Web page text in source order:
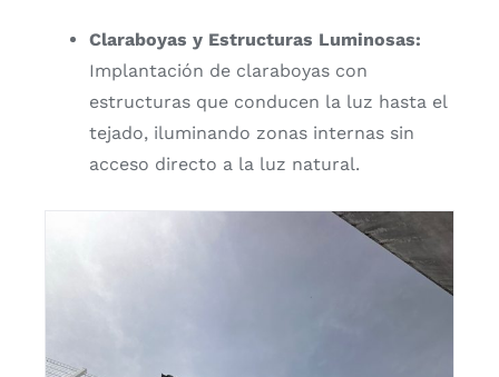
Claraboyas y Estructuras Luminosas:
Implantación de claraboyas con
estructuras que conducen la luz hasta el
tejado, iluminando zonas internas sin
acceso directo a la luz natural.